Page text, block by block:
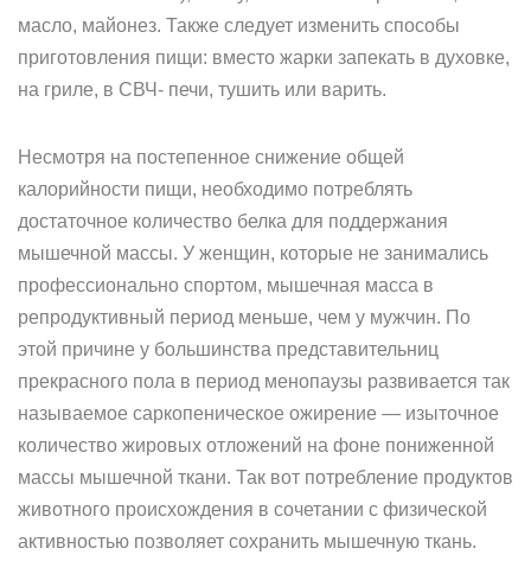
масло, майонез. Также следует изменить способы
приготовления пищи: вместо жарки запекать в духовке,
на гриле, в СВЧ- печи, тушить или варить.
Несмотря на постепенное снижение общей
калорийности пищи, необходимо потреблять
достаточное количество белка для поддержания
мышечной массы. У женщин, которые не занимались
профессионально спортом, мышечная масса в
репродуктивный период меньше, чем у мужчин. По
этой причине у большинства представительниц
прекрасного пола в период менопаузы развивается так
называемое саркопеническое ожирение — изыточное
количество жировых отложений на фоне пониженной
массы мышечной ткани. Так вот потребление продуктов
животного происхождения в сочетании с физической
активностью позволяет сохранить мышечную ткань.